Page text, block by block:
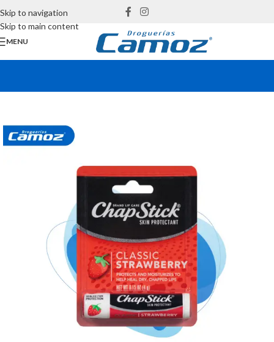
Skip to navigation
Skip to main content
MENU